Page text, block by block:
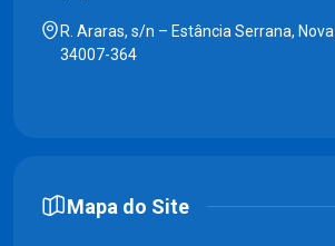
R. Araras, s/n – Estância Serrana,
34007-364
Mapa do Site